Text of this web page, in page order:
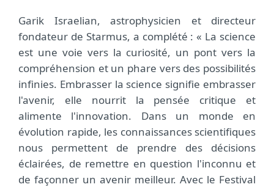
Garik Israelian, astrophysicien et directeur
fondateur de Starmus, a complété : « La science
est une voie vers la curiosité, un pont vers la
compréhension et un phare vers des possibilités
infinies. Embrasser la science signifie embrasser
l'avenir, elle nourrit la pensée critique et
alimente l'innovation. Dans un monde en
évolution rapide, les connaissances scientifiques
nous permettent de prendre des décisions
éclairées, de remettre en question l'inconnu et
de façonner un avenir meilleur. Avec le Festival